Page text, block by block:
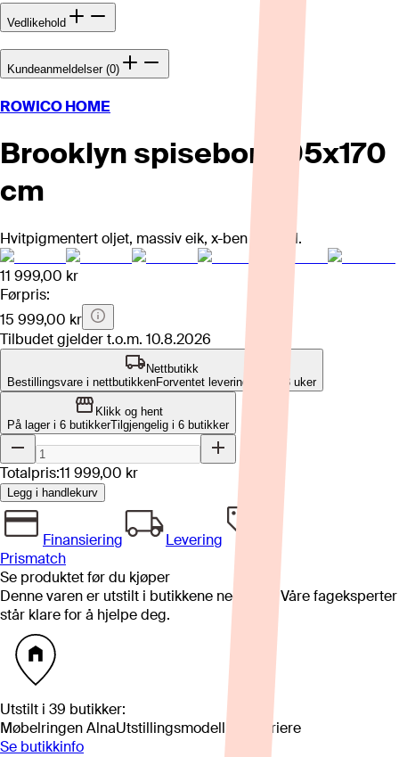
Vedlikehold
Kundeanmeldelser (0)
ROWICO HOME
Brooklyn spisebord 95x170
cm
Hvitpigmentert oljet, massiv eik, x-ben i metall.
11 999,00 kr
Førpris:
15 999,00 kr
Tilbudet gjelder t.o.m. 10.8.2026
Nettbutikk
Bestillingsvare i nettbutikkenForventet leveringstid: 4-8 uker
Klikk og hent
På lager i 6 butikkerTilgjengelig i 6 butikker
Totalpris:11 999,00 kr
Legg i handlekurv
Finansiering
Levering
Prismatch
Se produktet før du kjøper
Denne varen er utstilt i butikkene nedenfor. Våre fageksperter
står klare for å hjelpe deg.
Utstilt i 39 butikker:
Møbelringen AlnaUtstillingsmodell kan variere
Se butikkinfo